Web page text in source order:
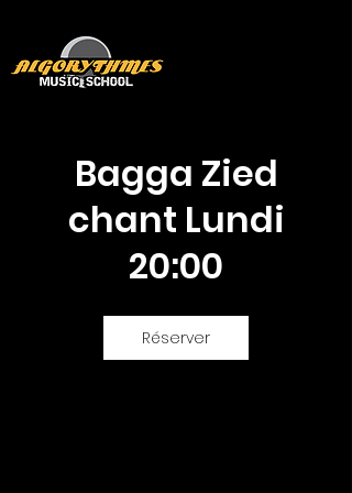
Bagga Zied
chant Lundi
20:00
Réserver